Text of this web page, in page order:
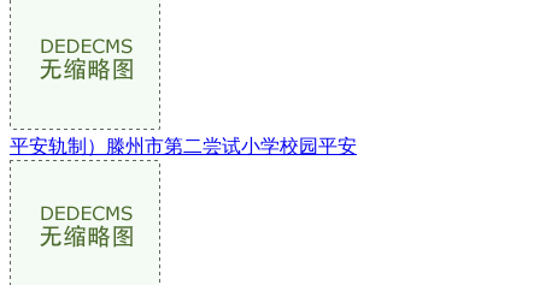
平安轨制）滕州市第二尝试小学校园平安